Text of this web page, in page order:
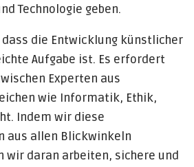
Technologie geben.
die Entwicklung künstlicher
Aufgabe ist. Es erfordert
Experten aus
wie Informatik, Ethik,
Indem wir diese
aus allen Blickwinkeln
wir daran arbeiten, sichere und